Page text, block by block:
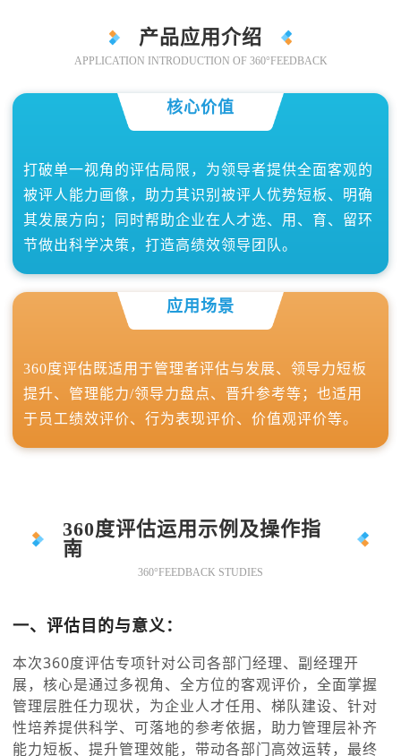
产品应用介绍
APPLICATION INTRODUCTION OF 360°FEEDBACK
核心价值
打破单一视角的评估局限，为领导者提供全面客观的
被评人能力画像，助力其识别被评人优势短板、明确
其发展方向；同时帮助企业在人才选、用、育、留环
节做出科学决策，打造高绩效领导团队。
应用场景
360度评估既适用于管理者评估与发展、领导力短板
提升、管理能力/领导力盘点、晋升参考等；也适用
于员工绩效评价、行为表现评价、价值观评价等。
360度评估运用示例及操作指
南
360°FEEDBACK STUDIES
一、评估目的与意义：
本次360度评估专项针对公司各部门经理、副经理开
展，核心是通过多视角、全方位的客观评价，全面掌握
管理层胜任力现状，为企业人才任用、梯队建设、针对
性培养提供科学、可落地的参考依据，助力管理层补齐
能力短板、提升管理效能，带动各部门高效运转，最终